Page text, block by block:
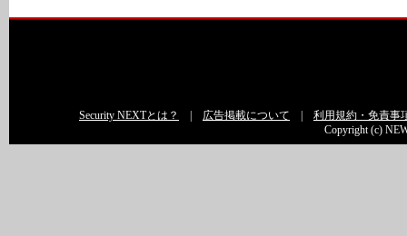
Security NEXTとは？ 広告掲載について
利用規約・免責事
Copyright (c)